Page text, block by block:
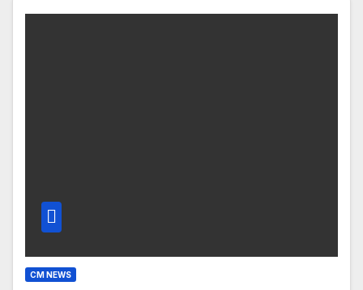
CM NEWS